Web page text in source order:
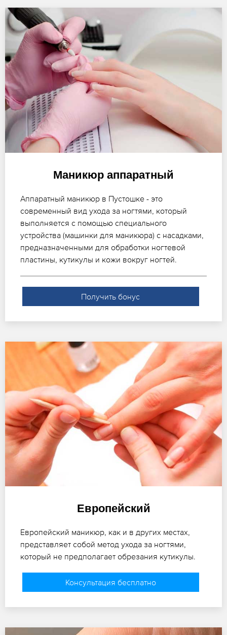
Маникюр аппаратный
Аппаратный маникюр в Пустошке - это
современный вид ухода за ногтями, который
выполняется с помощью специального
устройства (машинки для маникюра) с насадками,
предназначенными для обработки ногтевой
пластины, кутикулы и кожи вокруг ногтей.
Получить бонус
Европейский
Европейский маникюр, как и в других местах,
представляет собой метод ухода за ногтями,
который не предполагает обрезания кутикулы.
Консультация бесплатно